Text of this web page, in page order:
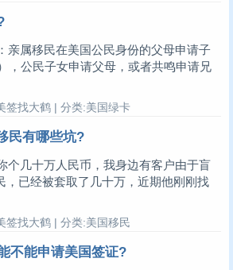
亲属移民在美国公民身份的父母申请子
，公民子女申请父母，或者共鸣申请兄
签找大鹤 | 分类:美国绿卡
民有哪些坑?
个几十万人民币，我身边有客户由于盲
，已经被套取了几十万，近期他刚刚找
签找大鹤 | 分类:美国移民
不能申请美国签证?